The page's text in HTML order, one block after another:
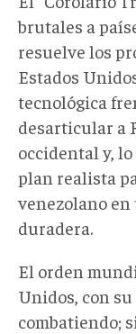
brutales a
resuelve los
Estados
tecnológica
desarticular a
occidental y,
plan realista
venezolano
duradera.
El orden
Unidos, con
combatiendo;